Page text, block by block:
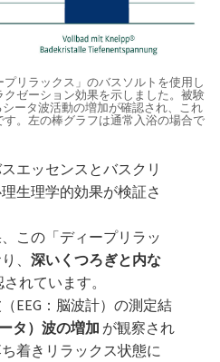
リラックス」のバスソルトを使用し
ゼーション効果を示しました。被験
シータ波活動の増加が確認され、これ
。左の棒グラフは通常入浴の場合で
エッセンスとバスクリ
生理学的効果が検証さ
この「ディープリラッ
、 深いくつろぎと内な
れています。
EEG：脳波計）の測定結
タ）波の増加 が観察され
着きリラックス状態に